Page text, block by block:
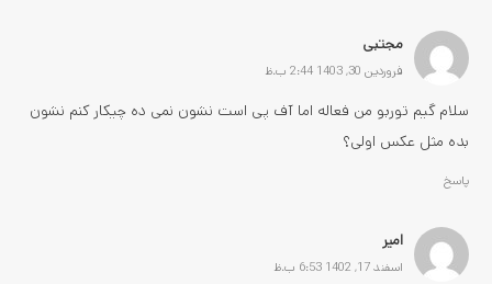
مجتبی
فروردین 30, 1403 2:44 ب.ظ
سلام گیم توربو من فعاله اما آف پی است نشون نمی ده چیکار کنم نشون
بده مثل عکس اولی؟
پاسخ
امیر
اسفند 17, 1402 6:53 ب.ظ